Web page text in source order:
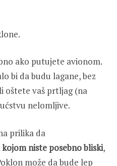
ako putujete avionom.
bi da budu lagane, bez
oštete vaš prtljag (na
nelomljive.
prilika da
niste posebno bliski,
može da bude lep